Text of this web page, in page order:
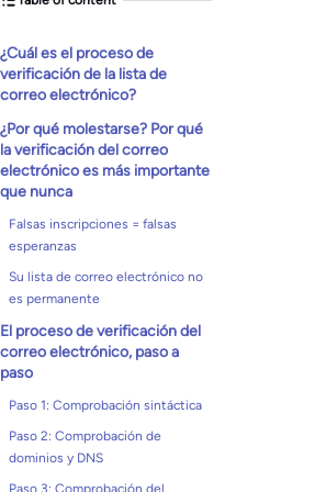
¿Cuál es el proceso de
verificación de la lista de
correo electrónico?
¿Por qué molestarse? Por qué
la verificación del correo
electrónico es más importante
que nunca
Falsas inscripciones = falsas
esperanzas
Su lista de correo electrónico no
es permanente
El proceso de verificación del
correo electrónico, paso a
paso
Paso 1: Comprobación sintáctica
Paso 2: Comprobación de
dominios y DNS
Paso 3: Comprobación del